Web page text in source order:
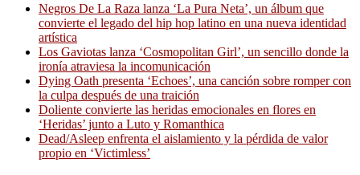
Negros De La Raza lanza ‘La Pura Neta’, un álbum que
convierte el legado del hip hop latino en una nueva identidad
artística
Los Gaviotas lanza ‘Cosmopolitan Girl’, un sencillo donde la
ironía atraviesa la incomunicación
Dying Oath presenta ‘Echoes’, una canción sobre romper con
la culpa después de una traición
Doliente convierte las heridas emocionales en flores en
‘Heridas’ junto a Luto y Romanthica
Dead/Asleep enfrenta el aislamiento y la pérdida de valor
propio en ‘Victimless’